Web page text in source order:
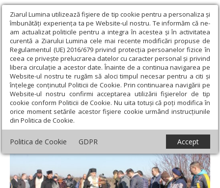
Ziarul Lumina utilizează fişiere de tip cookie pentru a personaliza și
îmbunătăți experiența ta pe Website-ul nostru. Te informăm că ne-
am actualizat politicile pentru a integra în acestea și în activitatea
curentă a Ziarului Lumina cele mai recente modificări propuse de
Regulamentul (UE) 2016/679 privind protecția persoanelor fizice în
ceea ce privește prelucrarea datelor cu caracter personal și privind
libera circulație a acestor date. Înainte de a continua navigarea pe
Website-ul nostru te rugăm să aloci timpul necesar pentru a citi și
înțelege conținutul Politicii de Cookie. Prin continuarea navigării pe
Website-ul nostru confirmi acceptarea utilizării fişierelor de tip
cookie conform Politicii de Cookie. Nu uita totuși că poți modifica în
orice moment setările acestor fişiere cookie urmând instrucțiunile
din Politica de Cookie.
Politica de Cookie GDPR Accept
Ziarul Lumina › Pr. Rareș Bucur
Pr. Rareș Bucur